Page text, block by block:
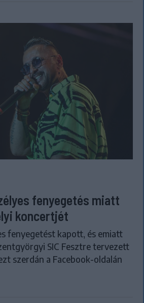
fenyegetés miatt
koncertjét
fenyegetést kapott, és emiatt
SIC Fesztre tervezett
szerdán a Facebook-oldalán